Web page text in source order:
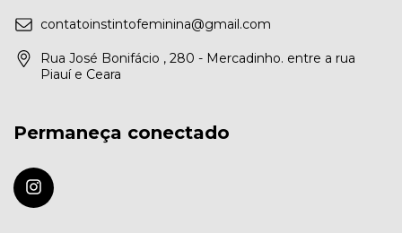
contatoinstintofeminina@gmail.com
Rua José Bonifácio , 280 - Mercadinho. entre a rua
Piauí e Ceara
Permaneça conectado